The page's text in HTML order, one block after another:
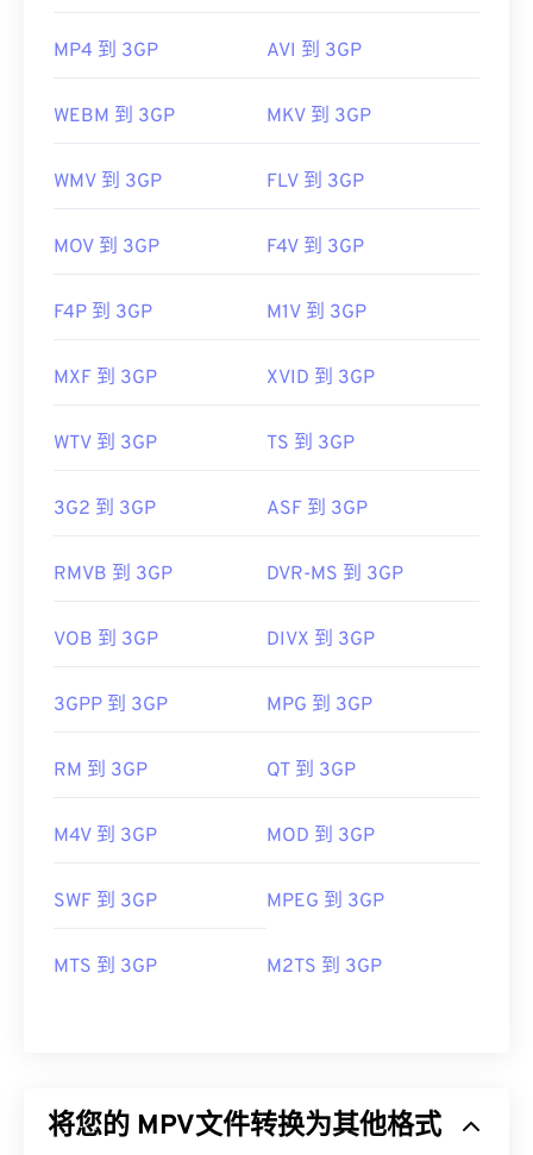
MP4 到 3GP AVI 到 3GP
WEBM 到 3GP MKV 到 3GP
WMV 到 3GP FLV 到 3GP
MOV 到 3GP F4V 到 3GP
F4P 到 3GP M1V 到 3GP
MXF 到 3GP XVID 到 3GP
WTV 到 3GP TS 到 3GP
3G2 到 3GP ASF 到 3GP
RMVB 到 3GP DVR-MS 到 3GP
VOB 到 3GP DIVX 到 3GP
3GPP 到 3GP MPG 到 3GP
RM 到 3GP QT 到 3GP
M4V 到 3GP MOD 到 3GP
SWF 到 3GP MPEG 到 3GP
MTS 到 3GP M2TS 到 3GP
将您的 MPV文件转换为其他格式